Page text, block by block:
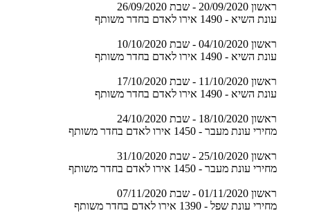
ראשון 20/09/2020 - שבת 26/09/2020
עונת השיא - 1490 אירו לאדם בחדר משותף
ראשון 04/10/2020 - שבת 10/10/2020
עונת השיא - 1490 אירו לאדם בחדר משותף
ראשון 11/10/2020 - שבת 17/10/2020
עונת השיא - 1490 אירו לאדם בחדר משותף
ראשון 18/10/2020 - שבת 24/10/2020
מחירי עונת מעבר - 1450 אירו לאדם בחדר משותף
ראשון 25/10/2020 - שבת 31/10/2020
מחירי עונת מעבר - 1450 אירו לאדם בחדר משותף
ראשון 01/11/2020 - שבת 07/11/2020
מחירי עונת שפל - 1390 אירו לאדם בחדר משותף